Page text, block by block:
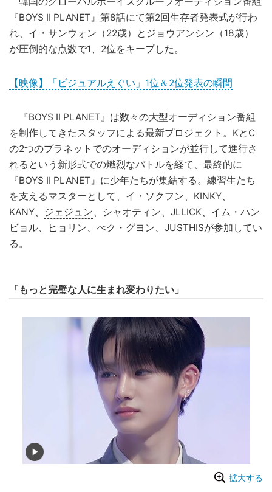
『BOYS II PLANET 』第8話にて第2回生存者発表式が行わ
れ、イ・サンウォン（22歳）とジョウアンシン（18歳）
が圧倒的な点数で1、2位をキープした。
【映像】「ビジュアルえぐい」1位＆2位発表の瞬間
『BOYS II PLANET』は数々の大型オーディション番組
を制作してきたスタッフによる最新プロジェクト。KとC
の2つのプラネットでのオーディションが並行して進行さ
れるという新形式での熾烈なバトルを経て、最終的に
『BOYS II PLANET』に少年たちが集結する。練習生たち
を支えるマスターとして、イ・ソクフン、KINKY、
KANY、
ジェジュン 、シャオティン、JLLICK、イム・ハン
ビョル、ヒョリン、べク・グヨン、JUSTHISが参加してい
る。
「もっと完璧な人に生まれ変わりたい」
拡大する